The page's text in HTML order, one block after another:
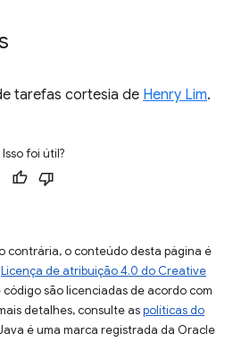
tarefas cortesia de Henry Lim.
Isso foi útil?
contrária, o conteúdo desta página é
Licença de atribuição 4.0 do Creative
código são licenciadas de acordo com
detalhes, consulte aspolíticas do
é uma marca registrada da Oracle